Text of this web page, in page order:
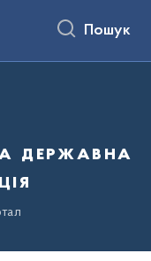
Пошук
державна